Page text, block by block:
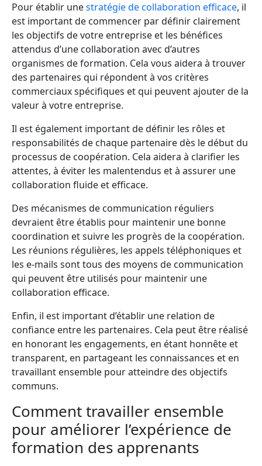
Pour établir unestratégie de collaboration efficace, il
est important de commencer par définir clairement
les objectifs de votre entreprise et les bénéfices
attendus d’une collaboration avec d’autres
organismes de formation. Cela vous aidera à trouver
des partenaires qui répondent à vos critères
commerciaux spécifiques et qui peuvent ajouter de la
valeur à votre entreprise.
Il est également important de définir les rôles et
responsabilités de chaque partenaire dès le début du
processus de coopération. Cela aidera à clarifier les
attentes, à éviter les malentendus et à assurer une
collaboration fluide et efficace.
Des mécanismes de communication réguliers
devraient être établis pour maintenir une bonne
coordination et suivre les progrès de la coopération.
Les réunions régulières, les appels téléphoniques et
les e-mails sont tous des moyens de communication
qui peuvent être utilisés pour maintenir une
collaboration efficace.
Enfin, il est important d’établir une relation de
confiance entre les partenaires. Cela peut être réalisé
en honorant les engagements, en étant honnête et
transparent, en partageant les connaissances et en
travaillant ensemble pour atteindre des objectifs
communs.
Comment travailler ensemble
pour améliorer l’expérience de
formation des apprenants